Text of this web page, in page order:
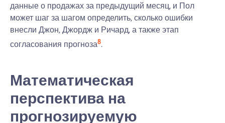
данные о продажах за предыдущий месяц, и Пол
может шаг за шагом определить, сколько ошибки
внесли Джон, Джордж и Ричард, а также этап
согласования прогноза8.
Математическая
перспектива на
прогнозируемую